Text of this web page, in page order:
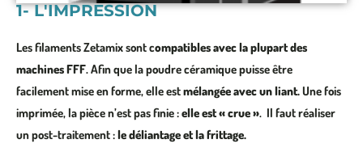
1- L'IMPRESSION
Les filaments Zetamix sont compatibles avec la plupart des
machines FFF. Afin que la poudre céramique puisse être
facilement mise en forme, elle estmélangée avec un liant.Une fois
imprimée, la pièce n’est pas finie :elle est « crue ». Il faut réaliser
un post-traitement :le déliantage et la frittage.